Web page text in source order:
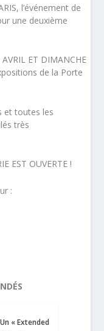
l’événement de
une deuxième
ET DIMANCHE
de la Porte
et toutes les
très
EST OUVERTE !
:
« Extended